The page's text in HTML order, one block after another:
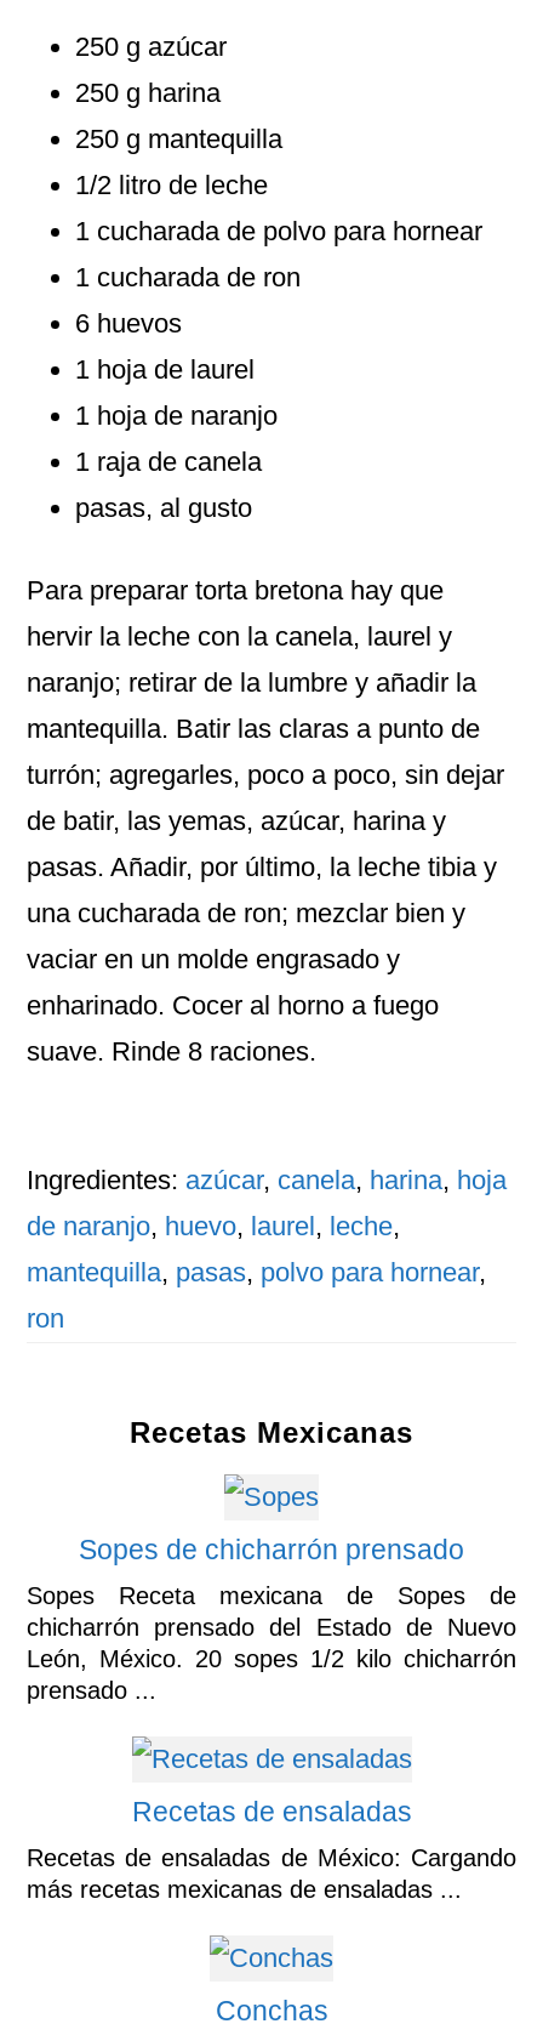
250 g azúcar
250 g harina
250 g mantequilla
1/2 litro de leche
1 cucharada de polvo para hornear
1 cucharada de ron
6 huevos
1 hoja de laurel
1 hoja de naranjo
1 raja de canela
pasas, al gusto
Para preparar torta bretona hay que
hervir la leche con la canela, laurel y
naranjo; retirar de la lumbre y añadir la
mantequilla. Batir las claras a punto de
turrón; agregarles, poco a poco, sin dejar
de batir, las yemas, azúcar, harina y
pasas. Añadir, por último, la leche tibia y
una cucharada de ron; mezclar bien y
vaciar en un molde engrasado y
enharinado. Cocer al horno a fuego
suave. Rinde 8 raciones.
Ingredientes: azúcar, canela, harina, hoja
de naranjo, huevo, laurel, leche,
mantequilla, pasas, polvo para hornear,
ron
Recetas Mexicanas
Sopes de chicharrón prensado
Sopes Receta mexicana de Sopes de
chicharrón prensado del Estado de Nuevo
León, México. 20 sopes 1/2 kilo chicharrón
prensado ...
Recetas de ensaladas
Recetas de ensaladas de México: Cargando
más recetas mexicanas de ensaladas ...
Conchas